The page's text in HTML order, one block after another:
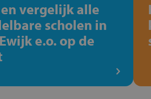
vergelijk alle
scholen in
e.o. op de